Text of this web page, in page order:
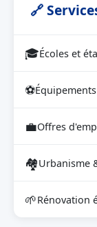
🔗
🎓Écoles et
⚽
💼Offres
🏘Urbanisme
🌱Rénovation